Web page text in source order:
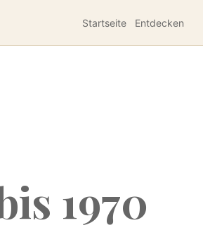
Startseite Entdecken
1970